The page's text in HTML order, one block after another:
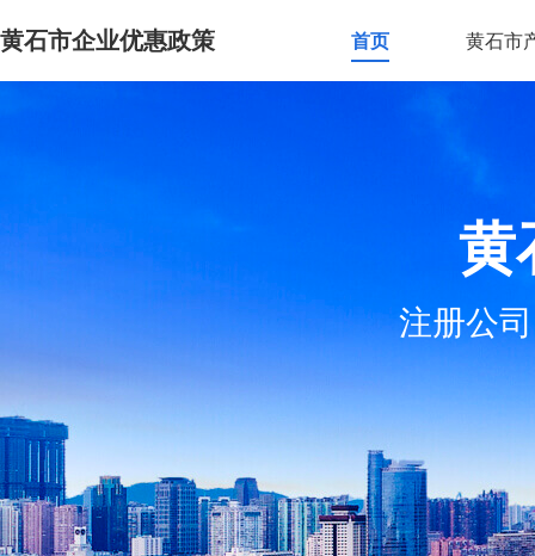
黄石市企业优惠政策 首页 黄石市
黄
注册公